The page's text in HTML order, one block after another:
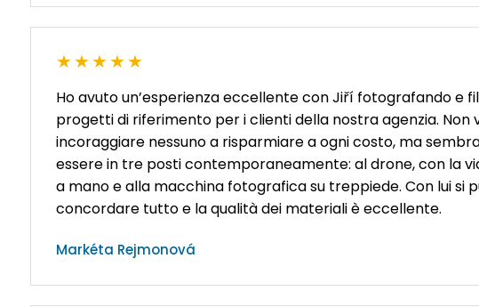
★★★★★
Ho avuto un’esperienza eccellente con Jiří fotografando e
progetti di riferimento per i clienti della nostra agenzia. Non
incoraggiare nessuno a risparmiare a ogni costo, ma
essere in tre posti contemporaneamente: al drone, con la
a mano e alla macchina fotografica su treppiede. Con lui si
concordare tutto e la qualità dei materiali è eccellente.
Markéta Rejmonová